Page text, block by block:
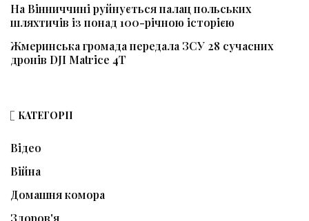
На Вінниччині руйнується палац польських
шляхтичів із понад 100-річною історією
Жмеринська громада передала ЗСУ 28 сучасних
дронів DJI Matrice 4T
КАТЕГОРІЇ
Відео
Війна
Домашня комора
Здоров'я